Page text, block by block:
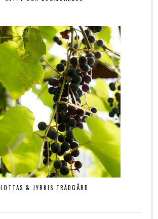
LOTTAS & JYRKIS TRÄDGÅRD